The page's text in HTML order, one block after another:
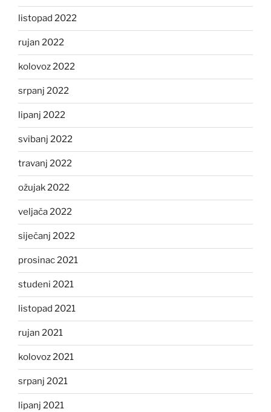
listopad 2022
rujan 2022
kolovoz 2022
srpanj 2022
lipanj 2022
svibanj 2022
travanj 2022
ožujak 2022
veljača 2022
siječanj 2022
prosinac 2021
studeni 2021
listopad 2021
rujan 2021
kolovoz 2021
srpanj 2021
lipanj 2021